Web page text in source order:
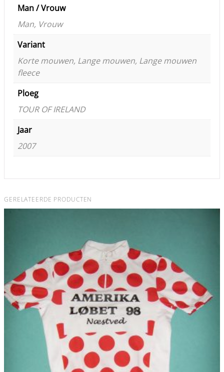
Man / Vrouw
Man, Vrouw
Variant
Korte mouwen, Lange mouwen, Lange mouwen
fleece
Ploeg
TOUR OF IRELAND
Jaar
2007
GERELATEERDE PRODUCTEN